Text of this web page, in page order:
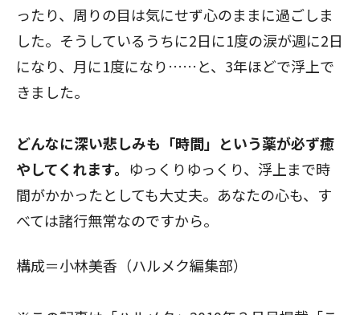
ったり、周りの目は気にせず心のままに過ごしま
した。そうしているうちに2日に1度の涙が週に2日
になり、月に1度になり……と、3年ほどで浮上で
きました。
どんなに深い悲しみも「時間」という薬が必ず癒
やしてくれます。 ゆっくりゆっくり、浮上まで時
間がかかったとしても大丈夫。あなたの心も、す
べては諸行無常なのですから。
構成＝小林美香（ハルメク編集部）